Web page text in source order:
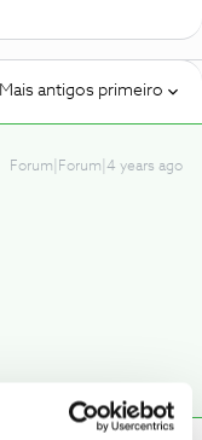
Mais antigos primeiro
Forum|Forum|4 years ago